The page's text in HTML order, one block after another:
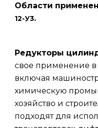
Области
12-У3.
Редукторы
свое применение в
включая
химическую
хозяйство и
подходят для